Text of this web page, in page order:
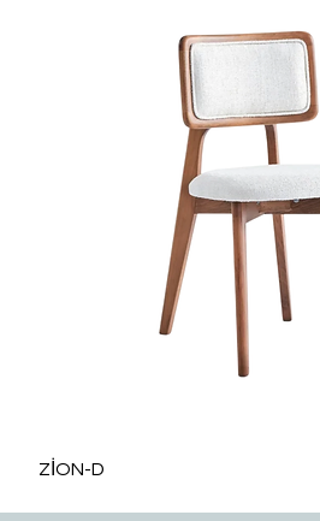
ZİON-D